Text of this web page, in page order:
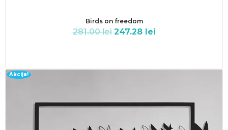
Birds on freedom
281.00lei 247.28 lei
Akcija!